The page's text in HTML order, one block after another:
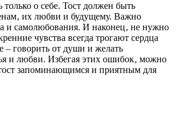
только о себе. Тост должен быть
их любви и будущему. Важно
и самолюбования. И наконец‚ не нужно
чувства всегда трогают сердца
– говорить от души и желать
и любви. Избегая этих ошибок‚ можно
запоминающимся и приятным для